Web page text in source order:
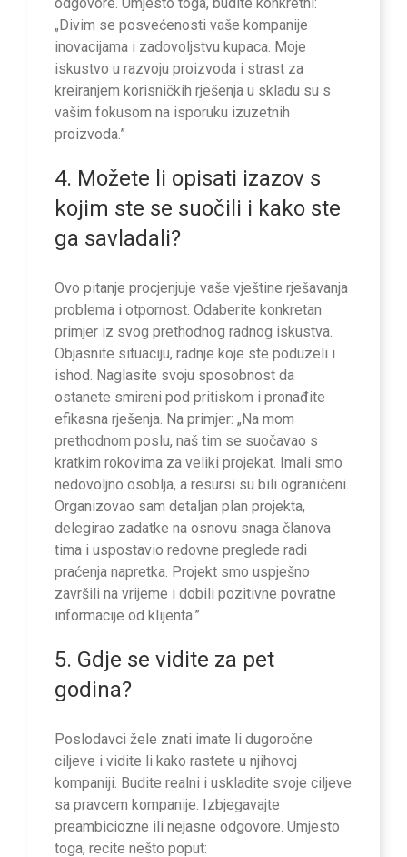
„Divim se posvećenosti vaše kompanije
inovacijama i zadovoljstvu kupaca. Moje
iskustvo u razvoju proizvoda i strast za
kreiranjem korisničkih rješenja u skladu su s
vašim fokusom na isporuku izuzetnih
proizvoda.”
4. Možete li opisati izazov s
kojim ste se suočili i kako ste
ga savladali?
Ovo pitanje procjenjuje vaše vještine rješavanja
problema i otpornost. Odaberite konkretan
primjer iz svog prethodnog radnog iskustva.
Objasnite situaciju, radnje koje ste poduzeli i
ishod. Naglasite svoju sposobnost da
ostanete smireni pod pritiskom i pronađite
efikasna rješenja. Na primjer: „Na mom
prethodnom poslu, naš tim se suočavao s
kratkim rokovima za veliki projekat. Imali smo
nedovoljno osoblja, a resursi su bili ograničeni.
Organizovao sam detaljan plan projekta,
delegirao zadatke na osnovu snaga članova
tima i uspostavio redovne preglede radi
praćenja napretka. Projekt smo uspješno
završili na vrijeme i dobili pozitivne povratne
informacije od klijenta.”
5. Gdje se vidite za pet
godina?
Poslodavci žele znati imate li dugoročne
ciljeve i vidite li kako rastete u njihovoj
kompaniji. Budite realni i uskladite svoje ciljeve
sa pravcem kompanije. Izbjegavajte
preambiciozne ili nejasne odgovore. Umjesto
toga, recite nešto poput: